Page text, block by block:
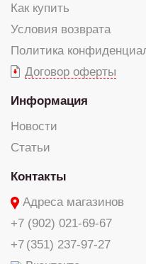
Как купить
Условия возврата
Политика
Договор оферты
Информация
Новости
Статьи
Контакты
Адреса магазинов
+7 (902) 021-69-67
+7 (351) 237-97-27